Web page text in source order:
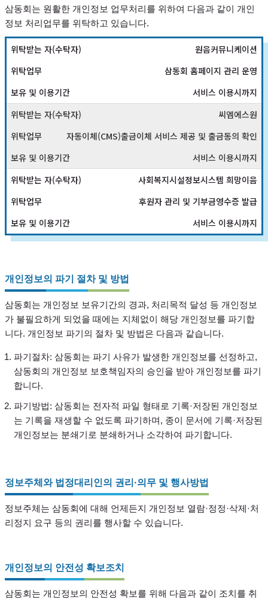
삼동회는 원활한 개인정보 업무처리를 위하여 다음과 같이 개인
정보 처리업무를 위탁하고 있습니다.
원음커뮤니케이션
삼동회 홈페이지 관리 운영
서비스 이용시까지
씨엠에스원
자동이체(CMS)출금이체 서비스 제공 및 출금동의 확인
서비스 이용시까지
사회복지시설정보시스템 희망이음
후원자 관리 및 기부금영수증 발급
서비스 이용시까지
개인정보의 파기 절차 및 방법
삼동회는 개인정보 보유기간의 경과, 처리목적 달성 등 개인정보
가 불필요하게 되었을 때에는 지체없이 해당 개인정보를 파기합
니다. 개인정보 파기의 절차 및 방법은 다음과 같습니다.
파기절차: 삼동회는 파기 사유가 발생한 개인정보를 선정하고,
삼동회의 개인정보 보호책임자의 승인을 받아 개인정보를 파기
합니다.
파기방법: 삼동회는 전자적 파일 형태로 기록·저장된 개인정보
는 기록을 재생할 수 없도록 파기하며, 종이 문서에 기록·저장된
개인정보는 분쇄기로 분쇄하거나 소각하여 파기합니다.
정보주체와 법정대리인의 권리·의무 및 행사방법
정보주체는 삼동회에 대해 언제든지 개인정보 열람·정정·삭제·처
리정지 요구 등의 권리를 행사할 수 있습니다.
개인정보의 안전성 확보조치
삼동회는 개인정보의 안전성 확보를 위해 다음과 같이 조치를 취